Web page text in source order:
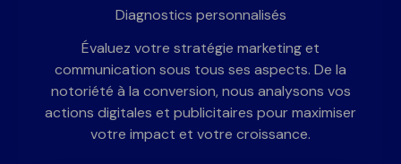
Diagnostics personnalisés
Évaluez votre stratégie marketing et
communication sous tous ses aspects. De la
notoriété à la conversion, nous analysons vos
actions digitales et publicitaires pour maximiser
votre impact et votre croissance.